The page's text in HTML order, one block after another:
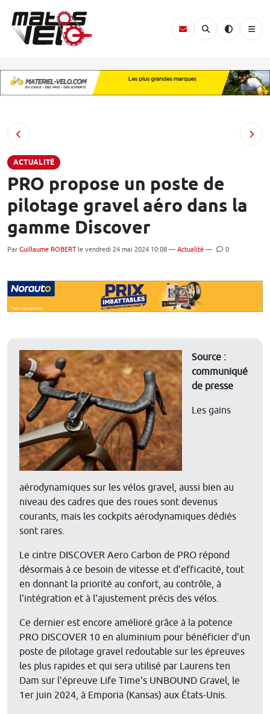
ACTUALITÉ
PRO propose un poste de
pilotage gravel aéro dans la
gamme Discover
Par Guillaume ROBERT le vendredi 24 mai 2024 10:08 — Actualité — 0
Source :
communiqué
de presse
Les gains
aérodynamiques sur les vélos gravel, aussi bien au
niveau des cadres que des roues sont devenus
courants, mais les cockpits aérodynamiques dédiés
sont rares.
Le cintre DISCOVER Aero Carbon de PRO répond
désormais à ce besoin de vitesse et d'efficacité, tout
en donnant la priorité au confort, au contrôle, à
l'intégration et à l'ajustement précis des vélos.
Ce dernier est encore amélioré grâce à la potence
PRO DISCOVER 10 en aluminium pour bénéficier d'un
poste de pilotage gravel redoutable sur les épreuves
les plus rapides et qui sera utilisé par Laurens ten
Dam sur l'épreuve Life Time's UNBOUND Gravel, le
1er juin 2024, à Emporia (Kansas) aux États-Unis.